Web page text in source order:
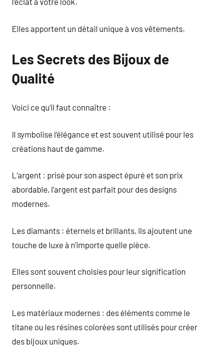
Elles apportent un détail unique à vos vêtements.
Les Secrets des Bijoux de
Qualité
Voici ce qu’il faut connaître :
Il symbolise l’élégance et est souvent utilisé pour les
créations haut de gamme.
L’argent : prisé pour son aspect épuré et son prix
abordable, l’argent est parfait pour des designs
modernes.
Les diamants : éternels et brillants, ils ajoutent une
touche de luxe à n’importe quelle pièce.
Elles sont souvent choisies pour leur signification
personnelle.
Les matériaux modernes : des éléments comme le
titane ou les résines colorées sont utilisés pour créer
des bijoux uniques.